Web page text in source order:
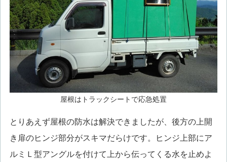
屋根はトラックシートで応急処置
とりあえず屋根の防水は解決できましたが、後方の上開
き扉のヒンジ部分がスキマだらけです。ヒンジ上部にア
ルミＬ型アングルを付けて上から伝ってくる水を止めよ